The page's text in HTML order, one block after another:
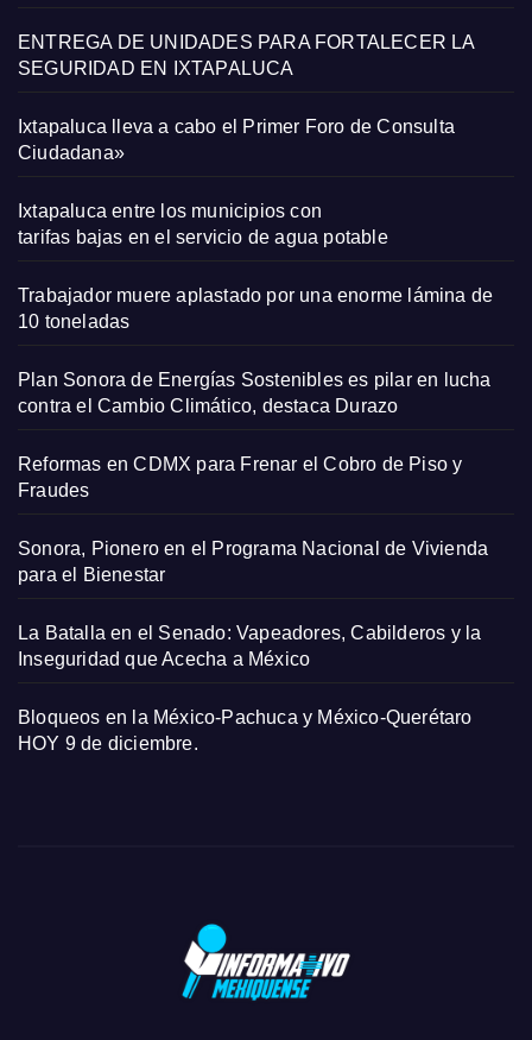
ENTREGA DE UNIDADES PARA FORTALECER LA
SEGURIDAD EN IXTAPALUCA
Ixtapaluca lleva a cabo el Primer Foro de Consulta
Ciudadana»
Ixtapaluca entre los municipios con
tarifas bajas en el servicio de agua potable
Trabajador muere aplastado por una enorme lámina de
10 toneladas
Plan Sonora de Energías Sostenibles es pilar en lucha
contra el Cambio Climático, destaca Durazo
Reformas en CDMX para Frenar el Cobro de Piso y
Fraudes
Sonora, Pionero en el Programa Nacional de Vivienda
para el Bienestar
La Batalla en el Senado: Vapeadores, Cabilderos y la
Inseguridad que Acecha a México
Bloqueos en la México-Pachuca y México-Querétaro
HOY 9 de diciembre.